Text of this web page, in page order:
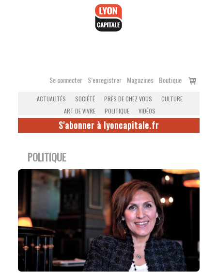
Se connecter S’enregistrer Magazines Boutique
Voir
ACTUALITÉS SOCIÉTÉ PRÈS DE CHEZ VOUS
CULTURE
ART DE VIVRE
POLITIQUE VIDÉOS
S'abonner à lyoncapitale.fr
POLITIQUE